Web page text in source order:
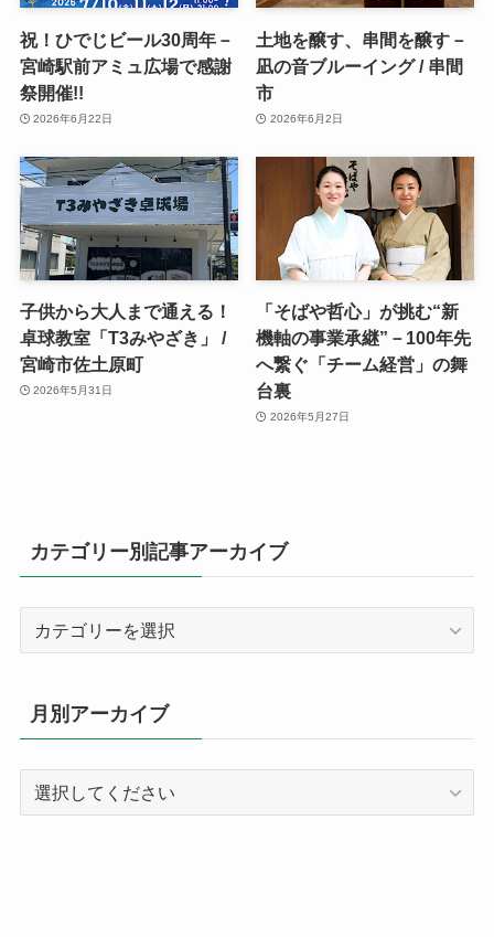
祝！ひでじビール30周年－
宮崎駅前アミュ広場で感謝
祭開催!!
2026年6月22日
土地を醸す、串間を醸す－
凪の音ブルーイング / 串間
市
2026年6月2日
子供から大人まで通える！
卓球教室「T3みやざき」 /
宮崎市佐土原町
2026年5月31日
「そばや哲心」が挑む“新
機軸の事業承継”－100年先
へ繋ぐ「チーム経営」の舞
台裏
2026年5月27日
カテゴリー別記事アーカイブ
リ
ー
記
事
月別アーカイブ